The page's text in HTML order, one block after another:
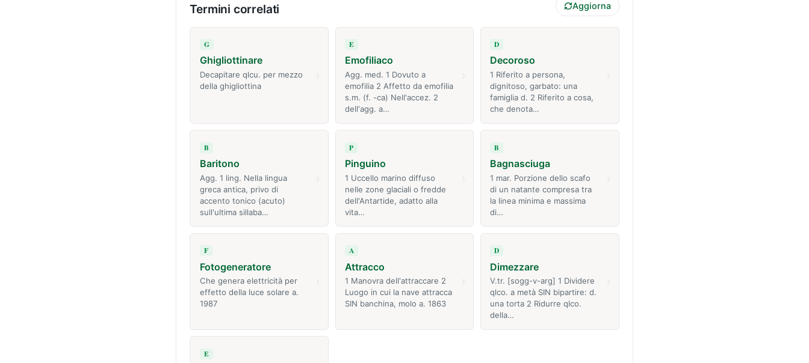
Termini correlati Aggiorna
G
Ghigliottinare
Decapitare qlcu. per mezzo
della ghigliottina
E
Emofiliaco
Agg. med. 1 Dovuto a
emofilia 2 Affetto da emofilia
s.m. (f. -ca) Nell'accez. 2
dell'agg. a…
D
Decoroso
1 Riferito a persona,
dignitoso, garbato: una
famiglia d. 2 Riferito a cosa,
che denota…
B
Baritono
Agg. 1 ling. Nella lingua
greca antica, privo di
accento tonico (acuto)
sull'ultima sillaba…
P
Pinguino
1 Uccello marino diffuso
nelle zone glaciali o fredde
dell'Antartide, adatto alla
vita…
B
Bagnasciuga
1 mar. Porzione dello scafo
di un natante compresa tra
la linea minima e massima
di…
F
Fotogeneratore
Che genera elettricità per
effetto della luce solare a.
1987
A
Attracco
1 Manovra dell'attraccare 2
Luogo in cui la nave attracca
SIN banchina, molo a. 1863
D
Dimezzare
V.tr. [sogg-v-arg] 1 Dividere
qlco. a metà SIN bipartire: d.
una torta 2 Ridurre qlco.
della…
E